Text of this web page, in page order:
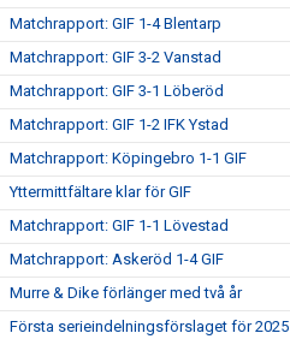
Matchrapport: GIF 1-4 Blentarp
Matchrapport: GIF 3-2 Vanstad
Matchrapport: GIF 3-1 Löberöd
Matchrapport: GIF 1-2 IFK Ystad
Matchrapport: Köpingebro 1-1 GIF
Yttermittfältare klar för GIF
Matchrapport: GIF 1-1 Lövestad
Matchrapport: Askeröd 1-4 GIF
Murre & Dike förlänger med två år
Första serieindelningsförslaget för 2025